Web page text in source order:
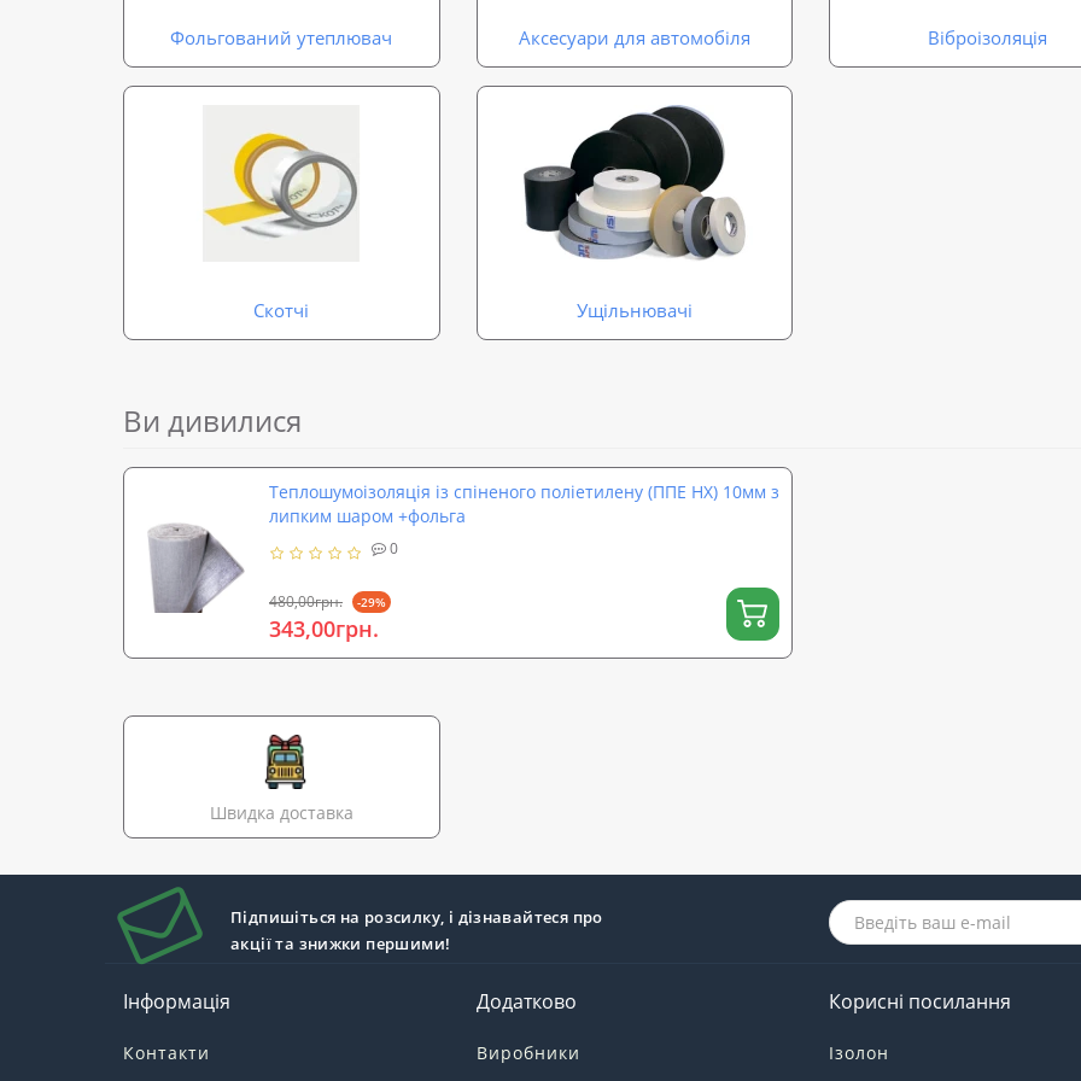
Фольгований утеплювач Аксесуари для автомобіля Віброізоляція
Скотчі Ущільнювачі
Ви дивилися
Теплошумоізоляція із спіненого поліетилену (ППЕ НХ) 10мм з
липким шаром +фольга
0
480,00грн. -29%
343,00грн.
Швидка доставка
Підпишіться на розсилку, і дізнавайтеся про
акції та знижки першими!
Інформація
Контакти
Додатково
Виробники
Корисні посилання
Ізолон